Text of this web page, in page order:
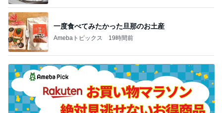
一度食べてみたかった旦那のお土産
Amebaトピックス 19時間前